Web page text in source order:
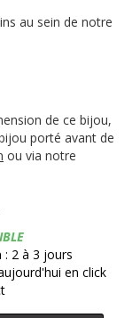
au sein de notre
de ce bijou,
porté avant de
ou via notre
: 2 à 3 jours
en click